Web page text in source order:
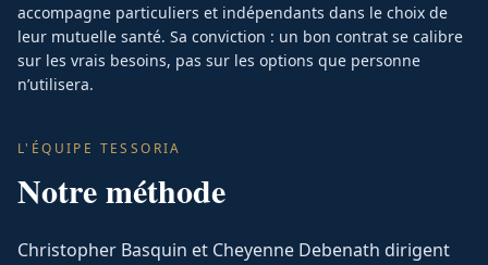
accompagne particuliers et indépendants dans le choix de
leur mutuelle santé. Sa conviction : un bon contrat se calibre
sur les vrais besoins, pas sur les options que personne
n’utilisera.
L'ÉQUIPE TESSORIA
Notre méthode
Christopher Basquin et Cheyenne Debenath dirigent